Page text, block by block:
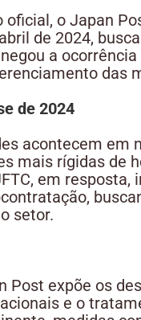
oficial, o Japan
de 2024,
a
das
de 2024
acontecem em
mais rígidas de
em
setor.
Post expõe os
e o